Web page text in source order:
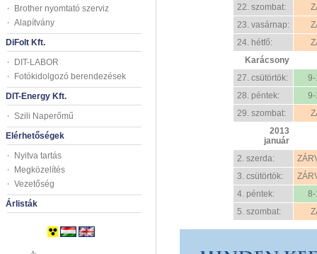
Brother nyomtató szerviz
Alapítvány
DiFolt Kft.
DIT-LABOR
Fotókidolgozó berendezések
DIT-Energy Kft.
Szili Naperőmű
Elérhetőségek
Nyitva tartás
Megközelítés
Vezetőség
Árlisták
22. szombat:
23. vasárnap:
24. hétfő:
Karácsony
27. csütörtök:
28. péntek:
29. szombat:
2013
január
2. szerda:
3. csütörtök:
4. péntek:
5. szombat: